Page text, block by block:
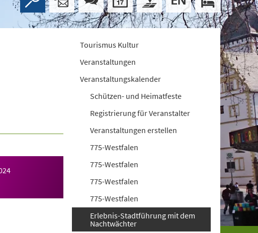
Tourismus Kultur
Veranstaltungen
Veranstaltungskalender
Schützen- und Heimatfeste
Registrierung für Veranstalter
Veranstaltungen erstellen
775-Westfalen
775-Westfalen
775-Westfalen
775-Westfalen
Erlebnis-Stadtführung mit dem
Nachtwächter